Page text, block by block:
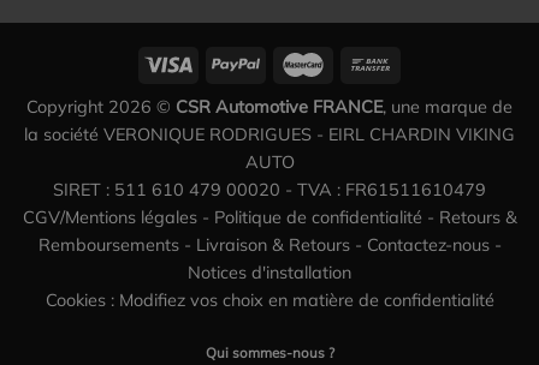
Copyright 2026 © CSR Automotive FRANCE, une marque de
la société VERONIQUE RODRIGUES - EIRL CHARDIN VIKING
AUTO
SIRET : 511 610 479 00020 - TVA : FR61511610479
CGV/Mentions légales- Politique de confidentialité - Retours &
Remboursements- Livraison & Retours- Contactez-nous-
Notices d'installation
Cookies : Modifiez vos choix en matière de confidentialité
Qui sommes-nous ?